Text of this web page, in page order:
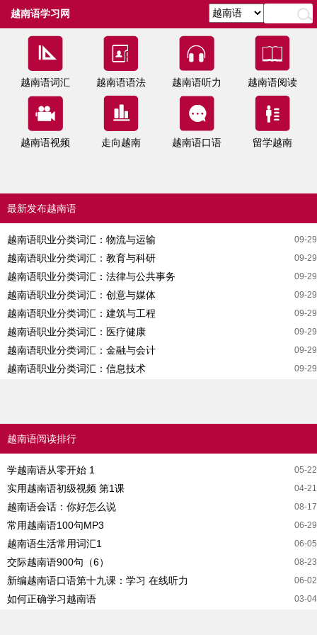
越南语学习网
越南语词汇 越南语语法 越南语听力 越南语阅读
越南语视频 走向越南 越南语口语 留学越南
最新发布越南语
09-29
越南语职业分类词汇：物流与运输
09-29
越南语职业分类词汇：教育与科研
09-29
越南语职业分类词汇：法律与公共事务
09-29
越南语职业分类词汇：创意与媒体
09-29
越南语职业分类词汇：建筑与工程
09-29
越南语职业分类词汇：医疗健康
09-29
越南语职业分类词汇：金融与会计
09-29
越南语职业分类词汇：信息技术
越南语阅读排行
05-22
学越南语从零开始 1
04-21
实用越南语初级视频 第1课
08-17
越南语会话：你好怎么说
06-29
常用越南语100句MP3
06-05
越南语生活常用词汇1
08-23
交际越南语900句（6）
06-02
新编越南语口语第十九课：学习 在线听力
03-04
如何正确学习越南语